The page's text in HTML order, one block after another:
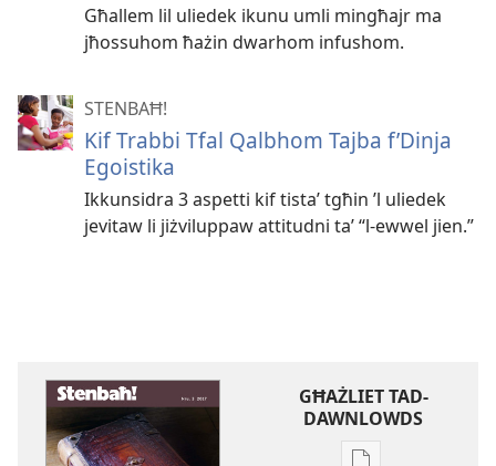
Għallem lil uliedek ikunu umli mingħajr ma
jħossuhom ħażin dwarhom infushom.
STENBAĦ!
Kif Trabbi Tfal Qalbhom Tajba f’Dinja
Egoistika
Ikkunsidra 3 aspetti kif tistaʼ tgħin ’l uliedek
jevitaw li jiżviluppaw attitudni taʼ “l-ewwel jien.”
GĦAŻLIET TAD-
DAWNLOWDS